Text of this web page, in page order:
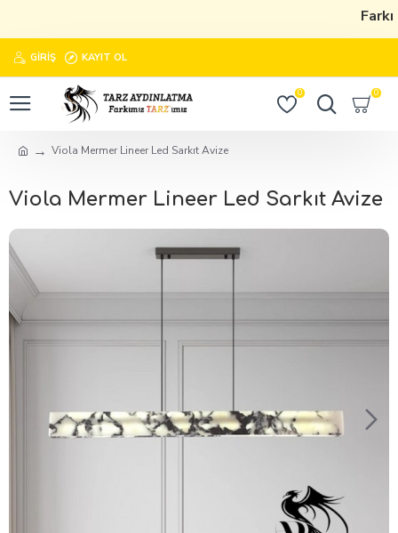
GIRIŞ KAYIT OL
0 0
Viola Mermer Lineer Led Sarkıt Avize
Viola Mermer Lineer Led Sarkıt Avize